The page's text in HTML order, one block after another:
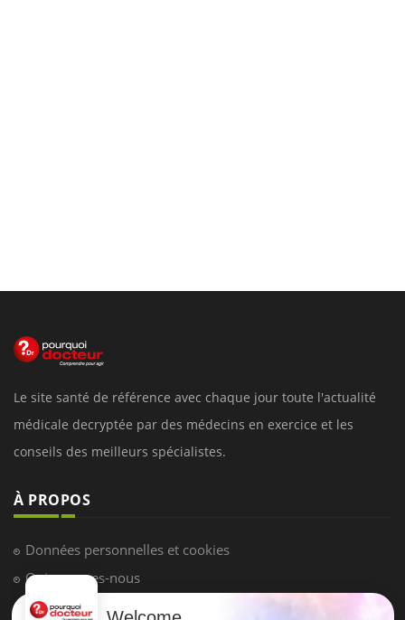
Le site santé de référence avec chaque jour toute l'actualité
médicale decryptée par des médecins en exercice et les
conseils des meilleurs spécialistes.
À PROPOS
Données personnelles et cookies
Qui sommes-nous
Conditions d'utilisation